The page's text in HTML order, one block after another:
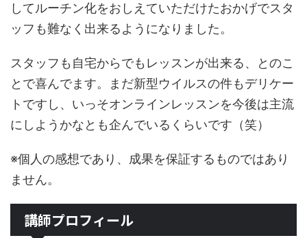
してルーチン化をおしえていただけたおかげでスタ
ッフも難なく出来るようになりました。
スタッフも自宅からでもレッスンが出来る、とのこ
とで喜んでます。まだ新型ウイルスの件もデリケー
トですし、いっそオンラインレッスンを今後は主流
にしようかなとも企んでいるくらいです（笑）
※個人の感想であり、成果を保証するものではあり
ません。
講師プロフィール